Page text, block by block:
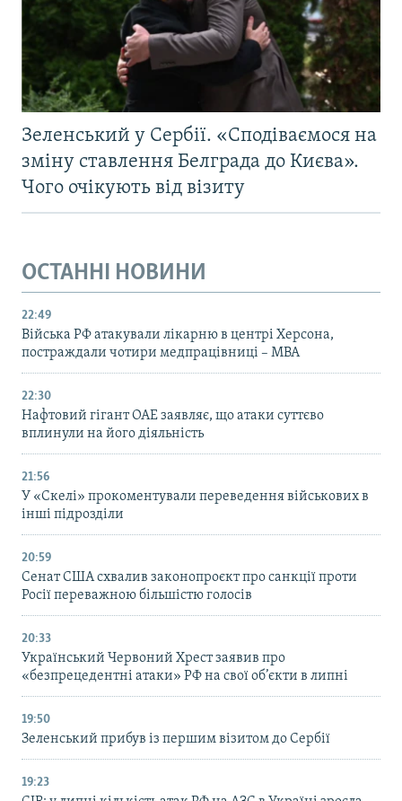
Зеленський у Сербії. «Сподіваємося на
зміну ставлення Белграда до Києва».
Чого очікують від візиту
ОСТАННІ НОВИНИ
22:49
Війська РФ атакували лікарню в центрі Херсона,
постраждали чотири медпрацівниці – МВА
22:30
Нафтовий гігант ОАЕ заявляє, що атаки суттєво
вплинули на його діяльність
21:56
У «Скелі» прокоментували переведення військових в
інші підрозділи
20:59
Cенат США схвалив законопроєкт про санкції проти
Росії переважною більшістю голосів
20:33
Український Червоний Хрест заявив про
«безпрецедентні атаки» РФ на свої об’єкти в липні
19:50
Зеленський прибув із першим візитом до Сербії
19:23